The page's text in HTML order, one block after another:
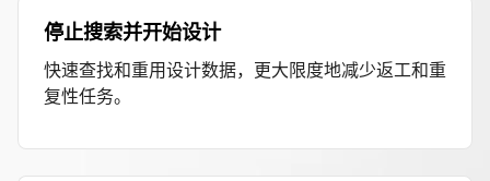
停止搜索并开始设计
快速查找和重用设计数据，更大限度地减少返工和重
复性任务。